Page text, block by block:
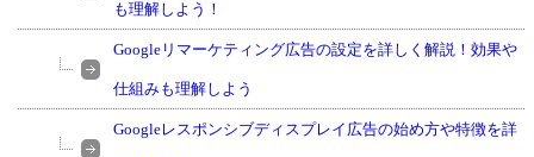
も理解しよう！
Googleリマーケティング広告の設定を詳しく解説！効果や
仕組みも理解しよう
Googleレスポンシブディスプレイ広告の始め方や特徴を詳